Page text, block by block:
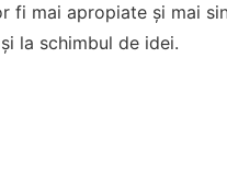
fi mai apropiate și mai
la schimbul de idei.